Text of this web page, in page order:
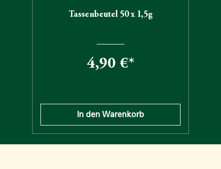
Tassenbeutel 50 x 1,5g
4,90 €*
In den Warenkorb